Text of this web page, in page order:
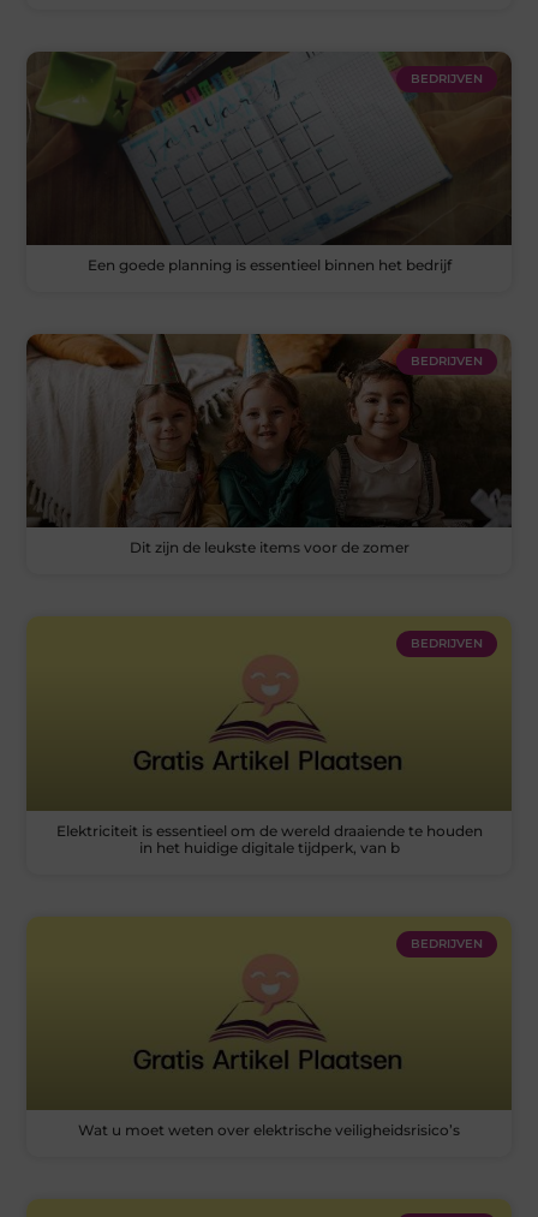
BEDRIJVEN
Een goede planning is essentieel binnen het bedrijf
BEDRIJVEN
Dit zijn de leukste items voor de zomer
BEDRIJVEN
Elektriciteit is essentieel om de wereld draaiende te houden
in het huidige digitale tijdperk, van b
BEDRIJVEN
Wat u moet weten over elektrische veiligheidsrisico’s